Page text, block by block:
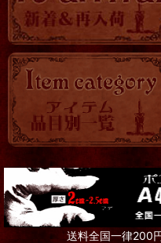
送料全国一律200